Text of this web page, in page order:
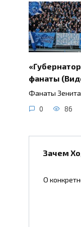
фанаты
Фанаты
0 86
Зачем
О